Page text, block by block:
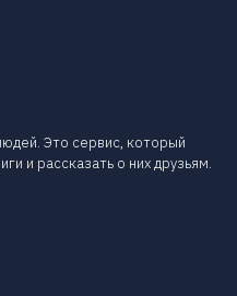
Это сервис, который
и рассказать о них друзьям.